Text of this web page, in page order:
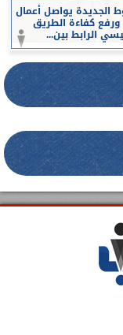
الجديدة يواصل أعمال
كفاءة الطريق
الرابط بين...